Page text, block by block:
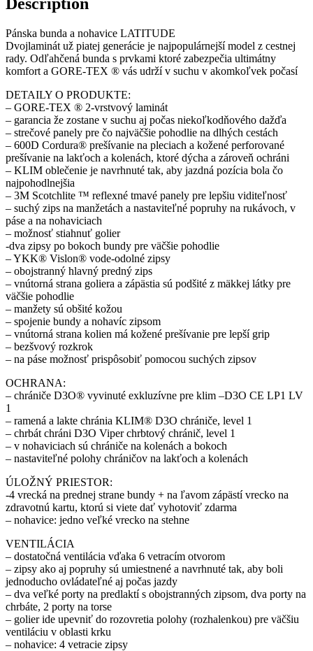
Pánska bunda a nohavice LATITUDE
Dvojlaminát už piatej generácie je najpopulárnejší model z cestnej
rady. Odľahčená bunda s prvkami ktoré zabezpečia ultimátny
komfort a GORE-TEX ® vás udrží v suchu v akomkoľvek počasí
DETAILY O PRODUKTE:
– GORE-TEX ® 2-vrstvový laminát
– garancia že zostane v suchu aj počas niekoľkodňového dažďa
– strečové panely pre čo najväčšie pohodlie na dlhých cestách
– 600D Cordura® prešívanie na pleciach a kožené perforované
prešívanie na lakťoch a kolenách, ktoré dýcha a zároveň ochráni
– KLIM oblečenie je navrhnuté tak, aby jazdná pozícia bola čo
najpohodlnejšia
– 3M Scotchlite ™ reflexné tmavé panely pre lepšiu viditeľnosť
– suchý zips na manžetách a nastaviteľné popruhy na rukávoch, v
páse a na nohaviciach
– možnosť stiahnuť golier
-dva zipsy po bokoch bundy pre väčšie pohodlie
– YKK® Vislon® vode-odolné zipsy
– obojstranný hlavný predný zips
– vnútorná strana goliera a zápästia sú podšité z mäkkej látky pre
väčšie pohodlie
– manžety sú obšité kožou
– spojenie bundy a nohavíc zipsom
– vnútorná strana kolien má kožené prešívanie pre lepší grip
– bezšvový rozkrok
– na páse možnosť prispôsobiť pomocou suchých zipsov
OCHRANA:
– chrániče D3O® vyvinuté exkluzívne pre klim –D3O CE LP1 LV
1
– ramená a lakte chránia KLIM® D3O chrániče, level 1
– chrbát chráni D3O Viper chrbtový chránič, level 1
– v nohaviciach sú chrániče na kolenách a bokoch
– nastaviteľné polohy chráničov na lakťoch a kolenách
ÚLOŽNÝ PRIESTOR:
-4 vrecká na prednej strane bundy + na ľavom zápästí vrecko na
zdravotnú kartu, ktorú si viete dať vyhotoviť zdarma
– nohavice: jedno veľké vrecko na stehne
VENTILÁCIA
– dostatočná ventilácia vďaka 6 vetracím otvorom
– zipsy ako aj popruhy sú umiestnené a navrhnuté tak, aby boli
jednoducho ovládateľné aj počas jazdy
– dva veľké porty na predlaktí s obojstranných zipsom, dva porty na
chrbáte, 2 porty na torse
– golier ide upevniť do rozovretia polohy (rozhalenkou) pre väčšiu
ventiláciu v oblasti krku
– nohavice: 4 vetracie zipsy